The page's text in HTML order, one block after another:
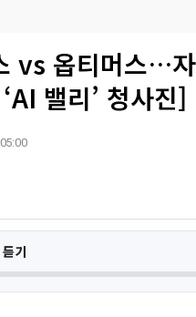
vs 옵티머스…자
밸리’ 청사진]
기